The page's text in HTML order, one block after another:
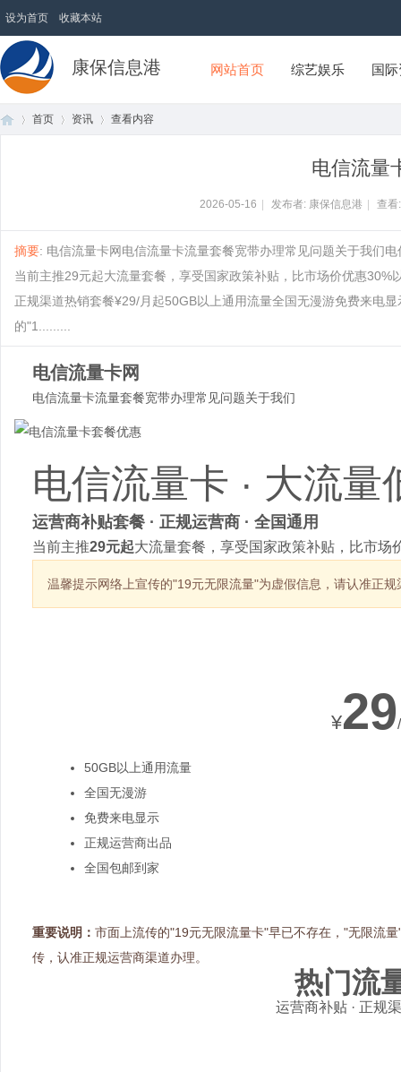
设为首页 收藏本站
康保信息港 网站首页 综艺娱乐 国
首页 资讯 查看内容
电信流量
2026-05-16 发布者: 康保信息港 查
摘要: 电信流量卡网电信流量卡流量套餐宽带办理常见问题关于我们
当前主推29元起大流量套餐，享受国家政策补贴，比市场价优惠
正规渠道热销套餐¥29/月起50GB以上通用流量全国无漫游免费来电
的"1.........
电信流量卡网
电信流量卡流量套餐宽带办理常见问题关于我们
电信流量卡 · 大流量
运营商补贴套餐 · 正规运营商 · 全国通用
当前主推29元起大流量套餐，享受国家政策补贴，比市场
温馨提示网络上宣传的"19元无限流量"为虚假信息，请认准正规
¥29
50GB以上通用流量
全国无漫游
免费来电显示
正规运营商出品
全国包邮到家
重要说明： 市面上流传的"19元无限流量卡"早已不存在，"无限流
传，认准正规运营商渠道办理。
热门流
运营商补贴 · 正规